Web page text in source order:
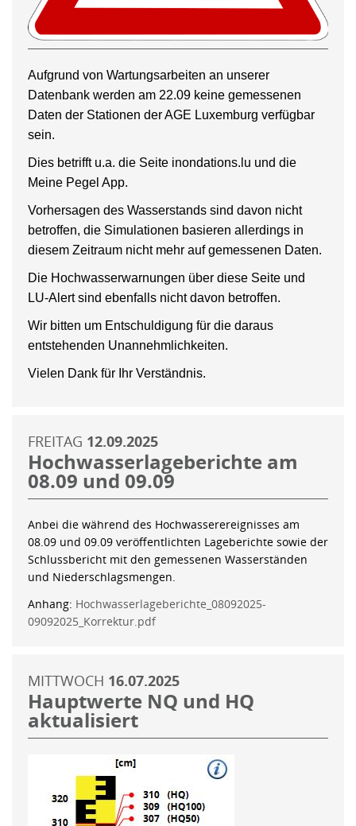
Aufgrund von Wartungsarbeiten an unserer
Datenbank werden am 22.09 keine gemessenen
Daten der Stationen der AGE Luxemburg verfügbar
sein.
Dies betrifft u.a. die Seite inondations.lu und die
Meine Pegel App.
Vorhersagen des Wasserstands sind davon nicht
betroffen, die Simulationen basieren allerdings in
diesem Zeitraum nicht mehr auf gemessenen Daten.
Die Hochwasserwarnungen über diese Seite und
LU-Alert sind ebenfalls nicht davon betroffen.
Wir bitten um Entschuldigung für die daraus
entstehenden Unannehmlichkeiten.
Vielen Dank für Ihr Verständnis.
FREITAG 12.09.2025
Hochwasserlageberichte am
08.09 und 09.09
Anbei die während des Hochwasserereignisses am
08.09 und 09.09 veröffentlichten Lageberichte sowie der
Schlussbericht mit den gemessenen Wasserständen
und Niederschlagsmengen.
Anhang: Hochwasserlageberichte_08092025-
09092025_Korrektur.pdf
MITTWOCH 16.07.2025
Hauptwerte NQ und HQ
aktualisiert